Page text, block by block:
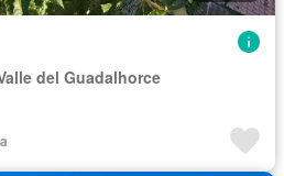
del Guadalhorce